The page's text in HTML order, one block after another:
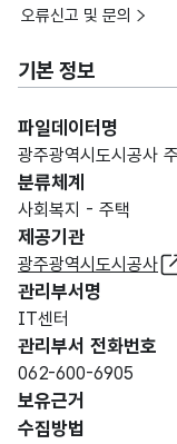
오류신고 및 문의
기본 정보
파일데이터명
광주광역시도시공사
분류체계
사회복지 - 주택
제공기관
광주광역시도시공사
관리부서명
IT센터
관리부서 전화번호
062-600-6905
보유근거
수집방법